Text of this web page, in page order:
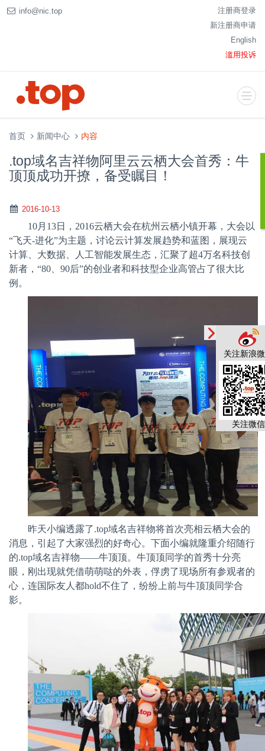
info@nic.top
注册商登录
新注册商申请
English
滥用投诉
关注新浪
关注微信
首页 新闻中心 内容
.top域名吉祥物阿里云云栖大会首秀：牛
顶顶成功开撩，备受瞩目！
2016-10-13
10月 13日， 2016云栖大会在杭州云栖小镇开幕，大会以
“飞天-进化”为主题，讨论云计算发展趋势和蓝图，展现云
计算、大数据、人工智能发展生态，汇聚了超4万名科技创
新者，“80 90后”的创业者和科技型企业高管占了很大比
例。
昨天小编透露了.top域名吉祥物将首次亮相云栖大会的
消息，引起了大家强烈的好奇心。下面小编就隆重介绍随行
的.top域名吉祥物——牛顶顶。牛顶顶同学的首秀十分亮
眼，刚出现就凭借萌萌哒的外表，俘虏了现场所有参观者的
心，连国际友人都hold不住了，纷纷上前与牛顶顶同学合
影。